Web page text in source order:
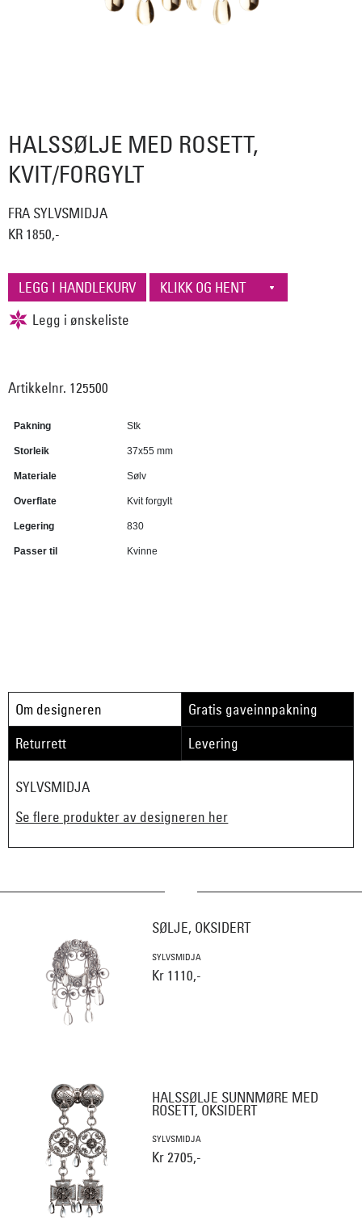
HALSSØLJE MED ROSETT,
KVIT/FORGYLT
FRA SYLVSMIDJA
KR 1850,-
Artikkelnr. 125500
Pakning Stk
Storleik 37x55 mm
Materiale Sølv
Overflate Kvit forgylt
Legering 830
Passer til Kvinne
Om designeren
Gratis gaveinnpakning
Returrett
Levering
SYLVSMIDJA
Se flere produkter av designeren her
SØLJE, OKSIDERT
SYLVSMIDJA
Kr 1110,-
HALSSØLJE SUNNMØRE MED
ROSETT, OKSIDERT
SYLVSMIDJA
Kr 2705,-